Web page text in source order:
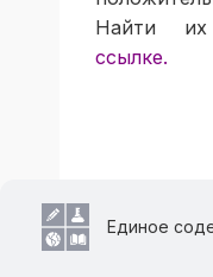
Найти
ссылке.
Единое